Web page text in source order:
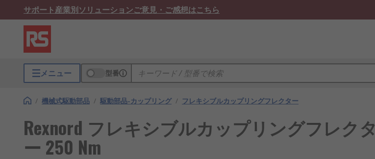
サポート産業別ソリューションご意見・ご感想はこちら
メニュー 型番
/ 機械式駆動部品 / 駆動部品-カップリング / フレキシブルカップリングフレクター
Rexnord フレキシブルカップリングフレクタ
ー 250 Nm